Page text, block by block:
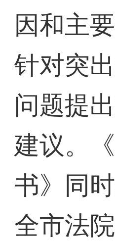
因和主
针对突
问题提
建议。
书》同
全市法